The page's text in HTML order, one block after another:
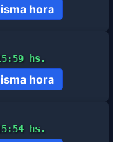
hora
hs.
hora
hs.